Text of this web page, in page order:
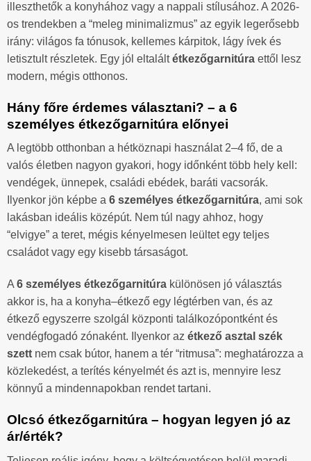
illeszthetők a konyhához vagy a nappali stílusához. A 2026-
os trendekben a “meleg minimalizmus” az egyik legerősebb
irány: világos fa tónusok, kellemes kárpitok, lágy ívek és
letisztult részletek. Egy jól eltaláltétkezőgarnitúra ettől lesz
modern, mégis otthonos.
Hány főre érdemes választani? – a 6
személyes étkezőgarnitúra előnyei
A legtöbb otthonban a hétköznapi használat 2–4 fő, de a
valós életben nagyon gyakori, hogy időnként több hely kell:
vendégek, ünnepek, családi ebédek, baráti vacsorák.
Ilyenkor jön képbe a 6 személyes étkezőgarnitúra, ami sok
lakásban ideális középút. Nem túl nagy ahhoz, hogy
“elvigye” a teret, mégis kényelmesen leültet egy teljes
családot vagy egy kisebb társaságot.
A 6 személyes étkezőgarnitúra különösen jó választás
akkor is, ha a konyha–étkező egy légtérben van, és az
étkező egyszerre szolgál központi találkozópontként és
vendégfogadó zónaként. Ilyenkor az étkező asztal szék
szett nem csak bútor, hanem a tér “ritmusa”: meghatározza a
közlekedést, a terítés kényelmét és azt is, mennyire lesz
könnyű a mindennapokban rendet tartani.
Olcsó étkezőgarnitúra – hogyan legyen jó az
ár/érték?